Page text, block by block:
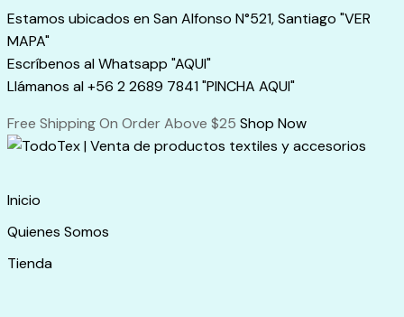
Skip
to
content
Estamos ubicados en San Alfonso N°521, Santiago "VER
MAPA"
Escríbenos al Whatsapp "AQUI"
Llámanos al +56 2 2689 7841 "PINCHA AQUI"
Free Shipping On Order Above $25 Shop Now
Inicio
Quienes Somos
Tienda